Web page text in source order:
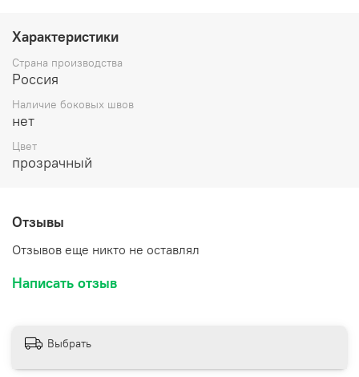
выгодно выделяя упаковку среди конкурентов.
Идеальное решение для подарочной продукции,
косметических средств, сладостей и множества других
изделий!
Характеристики
Страна производства
Россия
Наличие боковых швов
нет
Цвет
прозрачный
Отзывы
Отзывов еще никто не оставлял
Написать отзыв
Выбрать